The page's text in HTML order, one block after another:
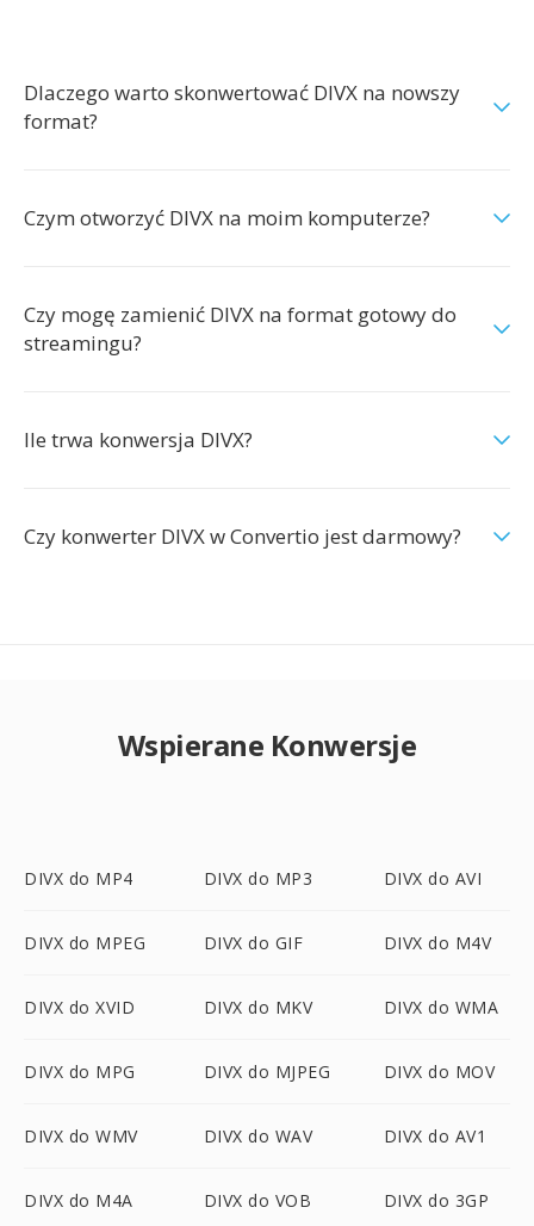
Dlaczego warto skonwertować DIVX na nowszy
format?
Czym otworzyć DIVX na moim komputerze?
Czy mogę zamienić DIVX na format gotowy do
streamingu?
Ile trwa konwersja DIVX?
Czy konwerter DIVX w Convertio jest darmowy?
Wspierane Konwersje
DIVX do MP4 DIVX do MP3 DIVX do AVI
DIVX do MPEG DIVX do GIF DIVX do M4V
DIVX do XVID DIVX do MKV DIVX do WMA
DIVX do MPG DIVX do MJPEG DIVX do MOV
DIVX do WMV DIVX do WAV DIVX do AV1
DIVX do M4A DIVX do VOB DIVX do 3GP